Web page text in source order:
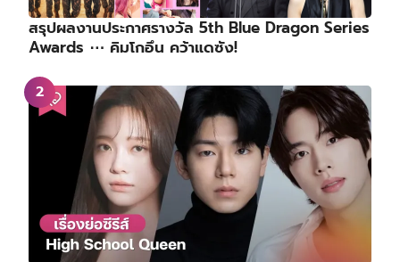
สรุปผลงานประกาศรางวัล 5th Blue Dragon Series
Awards ⋯ คิมโกอึน คว้าแดซัง!